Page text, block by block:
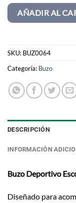
AÑADIR AL
SKU: BUZ0064
Categoría: Buzo
DESCRIPCIÓN
INFORMACIÓN
Buzo Deportivo
Diseñado para